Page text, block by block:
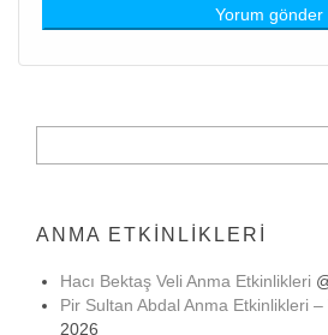
ANMA ETKINLIKLERI
Hacı Bektaş Veli Anma Etkinlikleri
Pir Sultan Abdal Anma Etkinlikleri –
2026